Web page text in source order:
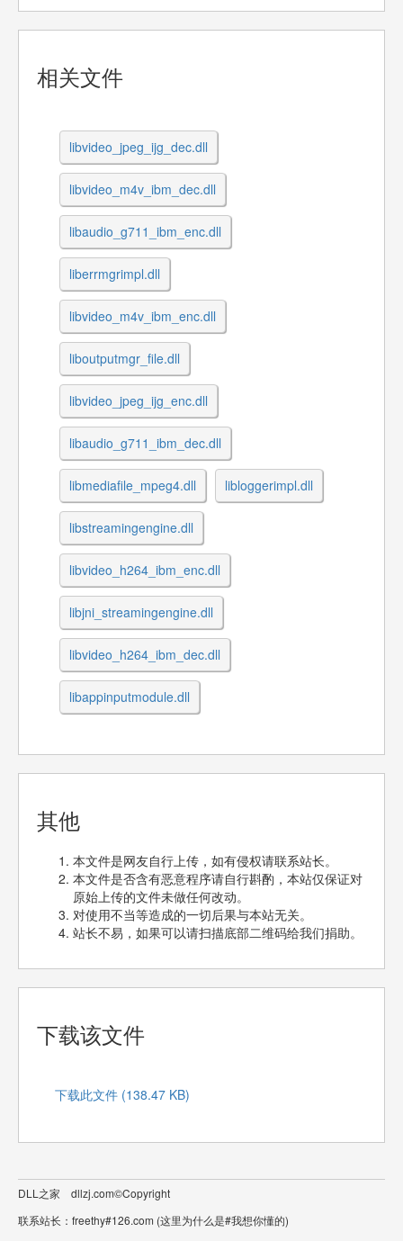
相关文件
libvideo_jpeg_ijg_dec.dll
libvideo_m4v_ibm_dec.dll
libaudio_g711_ibm_enc.dll
liberrmgrimpl.dll
libvideo_m4v_ibm_enc.dll
liboutputmgr_file.dll
libvideo_jpeg_ijg_enc.dll
libaudio_g711_ibm_dec.dll
libmediafile_mpeg4.dll libloggerimpl.dll
libstreamingengine.dll
libvideo_h264_ibm_enc.dll
libjni_streamingengine.dll
libvideo_h264_ibm_dec.dll
libappinputmodule.dll
其他
本文件是网友自行上传，如有侵权请联系站长。
本文件是否含有恶意程序请自行斟酌，本站仅保证对
原始上传的文件未做任何改动。
对使用不当等造成的一切后果与本站无关。
站长不易，如果可以请扫描底部二维码给我们捐助。
下载该文件
下载此文件 (138.47 KB)
DLL之家 dllzj.com©Copyright
联系站长：freethy#126.com (这里为什么是#我想你懂的)